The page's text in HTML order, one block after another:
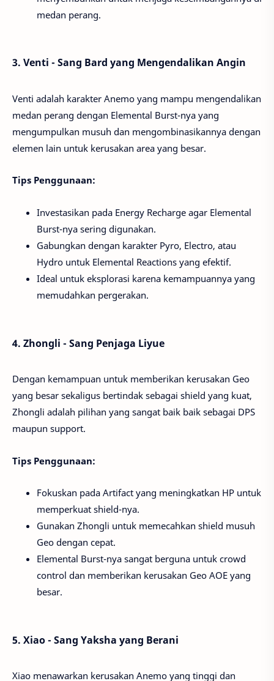
medan perang.
3. Venti - Sang Bard yang Mengendalikan Angin
Venti adalah karakter Anemo yang mampu mengendalikan
medan perang dengan Elemental Burst-nya yang
mengumpulkan musuh dan mengombinasikannya dengan
elemen lain untuk kerusakan area yang besar.
Tips Penggunaan:
Investasikan pada Energy Recharge agar Elemental
Burst-nya sering digunakan.
Gabungkan dengan karakter Pyro, Electro, atau
Hydro untuk Elemental Reactions yang efektif.
Ideal untuk eksplorasi karena kemampuannya yang
memudahkan pergerakan.
4. Zhongli - Sang Penjaga Liyue
Dengan kemampuan untuk memberikan kerusakan Geo
yang besar sekaligus bertindak sebagai shield yang kuat,
Zhongli adalah pilihan yang sangat baik baik sebagai DPS
maupun support.
Tips Penggunaan:
Fokuskan pada Artifact yang meningkatkan HP untuk
memperkuat shield-nya.
Gunakan Zhongli untuk memecahkan shield musuh
Geo dengan cepat.
Elemental Burst-nya sangat berguna untuk crowd
control dan memberikan kerusakan Geo AOE yang
besar.
5. Xiao - Sang Yaksha yang Berani
Xiao menawarkan kerusakan Anemo yang tinggi dan